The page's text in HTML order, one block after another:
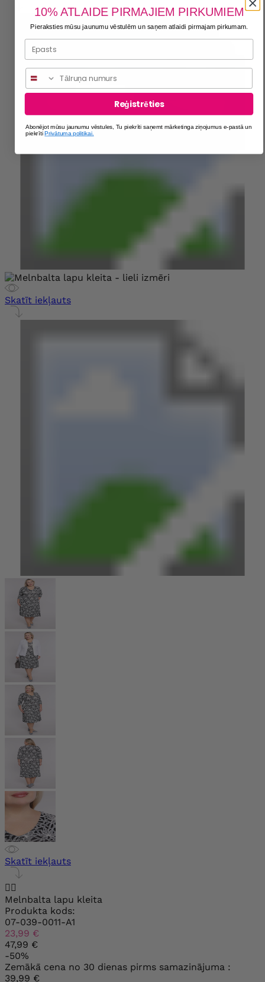
Skatīt iekļauts
Skatīt iekļauts
 
Melnbalta lapu kleita
Produkta kods:
07-039-0011-A1
23,99 €
47,99 €
-50%
Zemākā cena no 30 dienas pirms samazinājuma :
39,99 €
10% ATLAIDE PIRMAJIEM PIRKUMIEM
Pieraksties mūsu jaunumu vēstulēm un saņem atlaidi pirmajam pirkumam.
Reģistrēties
Abonējot mūsu jaunumu vēstules, Tu piekrīti saņemt mārketinga ziņojumus e-pastā un
piekrītiPrivātuma politikai.